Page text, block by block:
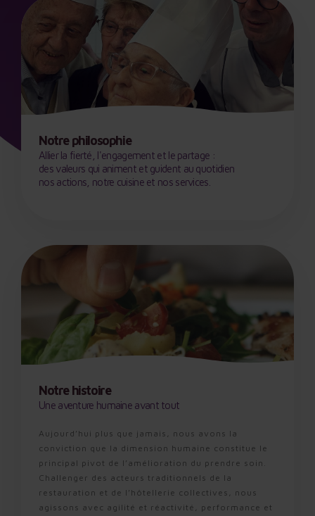
Notre philosophie
Allier la fierté, l'engagement et le partage :
des valeurs qui animent et guident au quotidien
nos actions, notre cuisine et nos services.
Notre histoire
Une aventure humaine avant tout
Aujourd’hui plus que jamais, nous avons la
conviction que la dimension humaine constitue le
principal pivot de l’amélioration du prendre soin.
Challenger des acteurs traditionnels de la
restauration et de l’hôtellerie collectives, nous
agissons avec agilité et réactivité, performance et